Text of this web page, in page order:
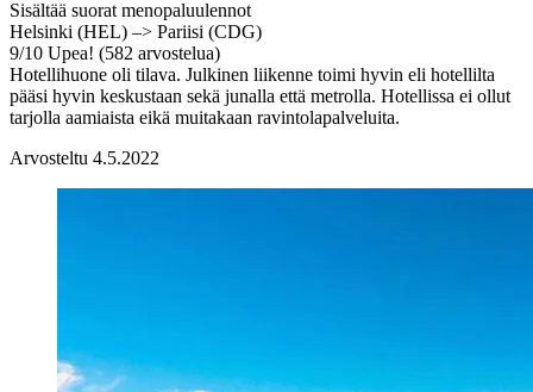
Sisältää suorat menopaluulennot
Helsinki (HEL) –> Pariisi (CDG)
9/10 Upea! (582 arvostelua)
Hotellihuone oli tilava. Julkinen liikenne toimi hyvin eli hotellilta
pääsi hyvin keskustaan sekä junalla että metrolla. Hotellissa ei ollut
tarjolla aamiaista eikä muitakaan ravintolapalveluita.
Arvosteltu 4.5.2022